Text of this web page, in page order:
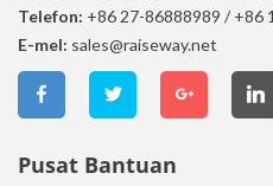
Telefon: +86 27-86888989 / +86
E-mel: sales@raiseway.net
Pusat Bantuan